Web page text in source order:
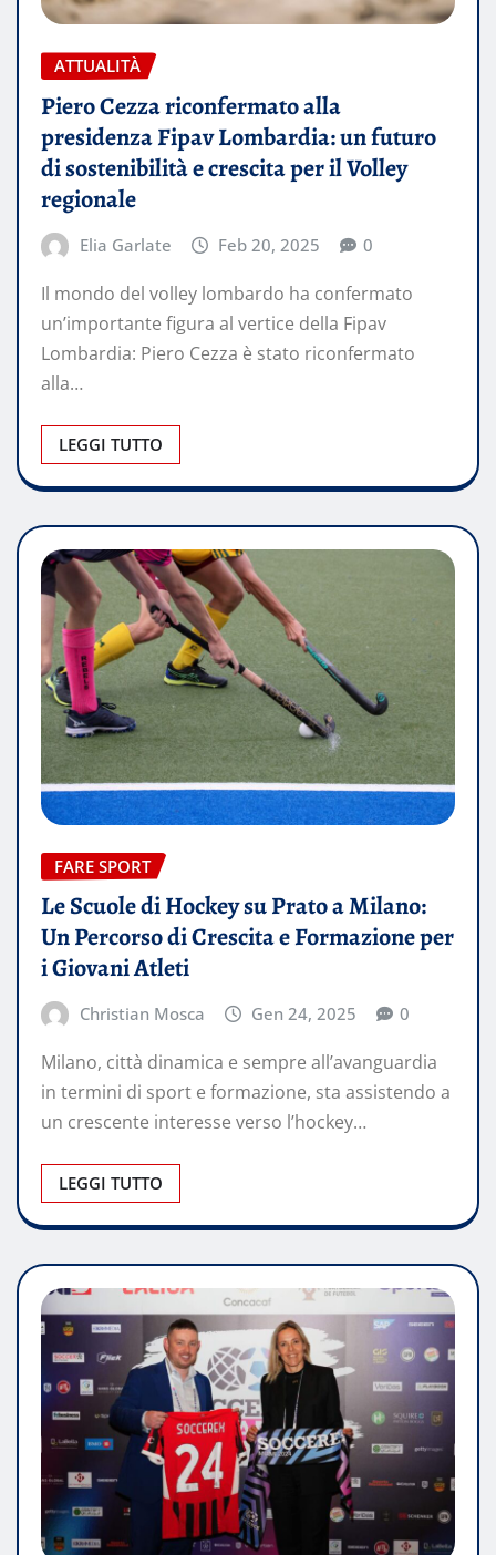
ATTUALITÀ
Piero Cezza riconfermato alla
presidenza Fipav Lombardia: un futuro
di sostenibilità e crescita per il Volley
regionale
Elia Garlate Feb 20, 2025 0
Il mondo del volley lombardo ha confermato
un’importante figura al vertice della Fipav
Lombardia: Piero Cezza è stato riconfermato
alla…
LEGGI TUTTO
FARE SPORT
Le Scuole di Hockey su Prato a Milano:
Un Percorso di Crescita e Formazione per
i Giovani Atleti
Christian Mosca Gen 24, 2025 0
Milano, città dinamica e sempre all’avanguardia
in termini di sport e formazione, sta assistendo a
un crescente interesse verso l’hockey…
LEGGI TUTTO